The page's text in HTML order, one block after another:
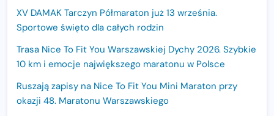
XV DAMAK Tarczyn Półmaraton już 13 września.
Sportowe święto dla całych rodzin
Trasa Nice To Fit You Warszawskiej Dychy 2026. Szybkie
10 km i emocje największego maratonu w Polsce
Ruszają zapisy na Nice To Fit You Mini Maraton przy
okazji 48. Maratonu Warszawskiego